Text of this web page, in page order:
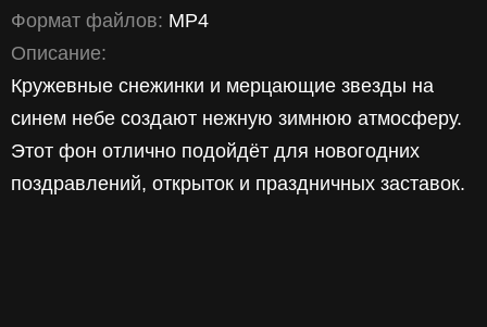
Формат файлов: MP4
Описание:
Кружевные снежинки и мерцающие звезды на
синем небе создают нежную зимнюю атмосферу.
Этот фон отлично подойдёт для новогодних
поздравлений, открыток и праздничных заставок.